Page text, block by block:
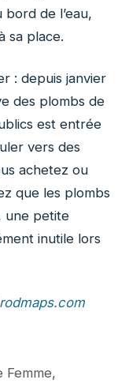
bord de l’eau,
sa place.
: depuis janvier
des plombs de
est entrée
vers des
achetez ou
que les plombs
une petite
inutile lors
rodmaps.com
Femme,